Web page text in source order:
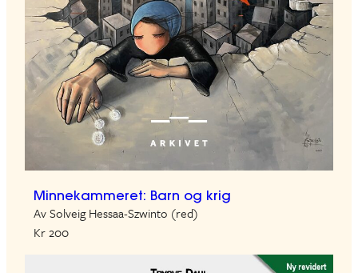
Minnekammeret: Barn og krig
Av Solveig Hessaa-Szwinto (red)
Kr 200